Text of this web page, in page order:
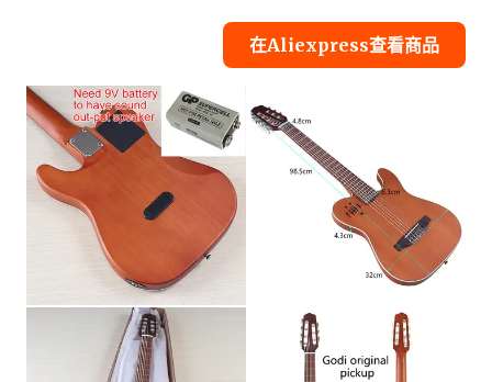
在Aliexpress查看商品